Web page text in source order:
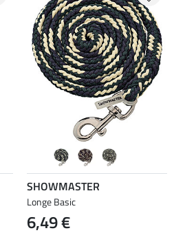
SHOWMASTER
Longe Basic
6,49 €